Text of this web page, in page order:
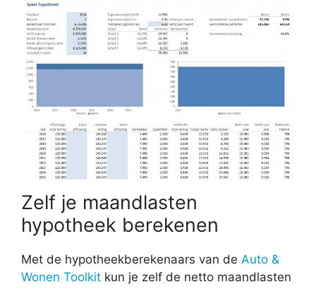
Zelf je maandlasten
hypotheek berekenen
Met de hypotheekberekenaars van de Auto &
Wonen Toolkit kun je zelf de netto maandlasten